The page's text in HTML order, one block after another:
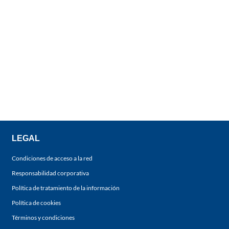
LEGAL
Condiciones de acceso a la red
Responsabilidad corporativa
Política de tratamiento de la información
Política de cookies
Términos y condiciones